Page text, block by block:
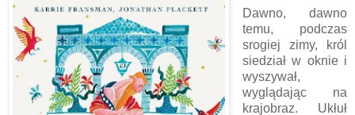
Dawno, dawno
temu, podczas
srogiej zimy, król
siedział w oknie i
wyszywał,
wyglądając na
krajobraz. Ukłuł